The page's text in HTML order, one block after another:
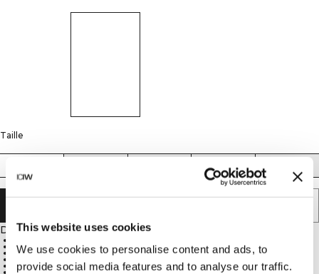
This website uses cookies
We use cookies to personalise content and ads, to
provide social media features and to analyse our traffic.
Taille
L
Description
92% Nylon, 8% Spandex
ICIW logo on chest and back
Light support